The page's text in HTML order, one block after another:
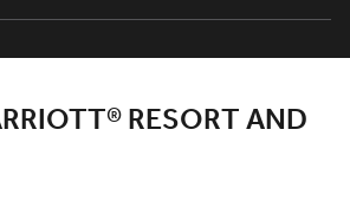
RESORT AND